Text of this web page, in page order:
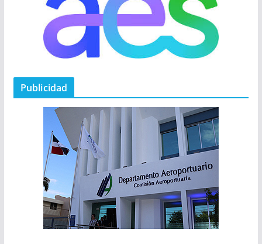
Publicidad